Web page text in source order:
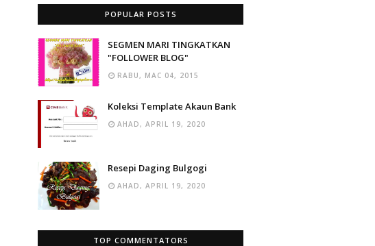
POPULAR POSTS
SEGMEN MARI TINGKATKAN
"FOLLOWER BLOG"
RABU, MAC 04, 2015
Koleksi Template Akaun Bank
AHAD, APRIL 19, 2020
Resepi Daging Bulgogi
AHAD, APRIL 19, 2020
TOP COMMENTATORS